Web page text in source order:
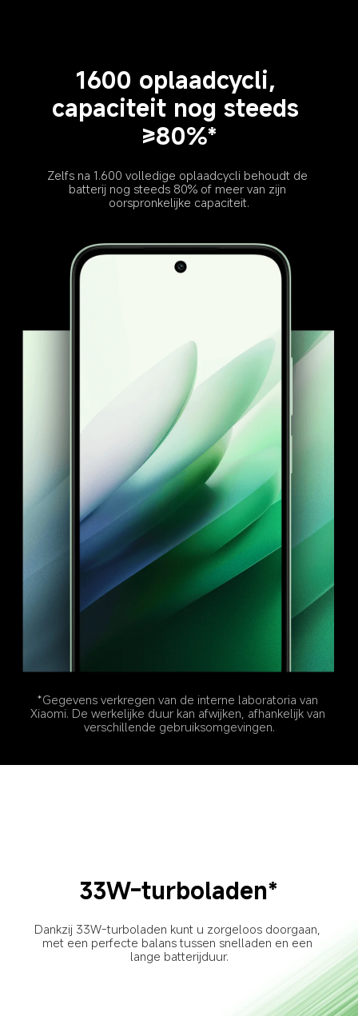
1600 oplaadcycli,
capaciteit nog steeds
≥80%*
Zelfs na 1.600 volledige oplaadcycli behoudt de
batterij nog steeds 80% of meer van zijn
oorspronkelijke capaciteit.
*Gegevens verkregen van de interne laboratoria van
Xiaomi. De werkelijke duur kan afwijken, afhankelijk van
verschillende gebruiksomgevingen.
33W-turboladen*
Dankzij 33W-turboladen kunt u zorgeloos doorgaan,
met een perfecte balans tussen snelladen en een
lange batterijduur.